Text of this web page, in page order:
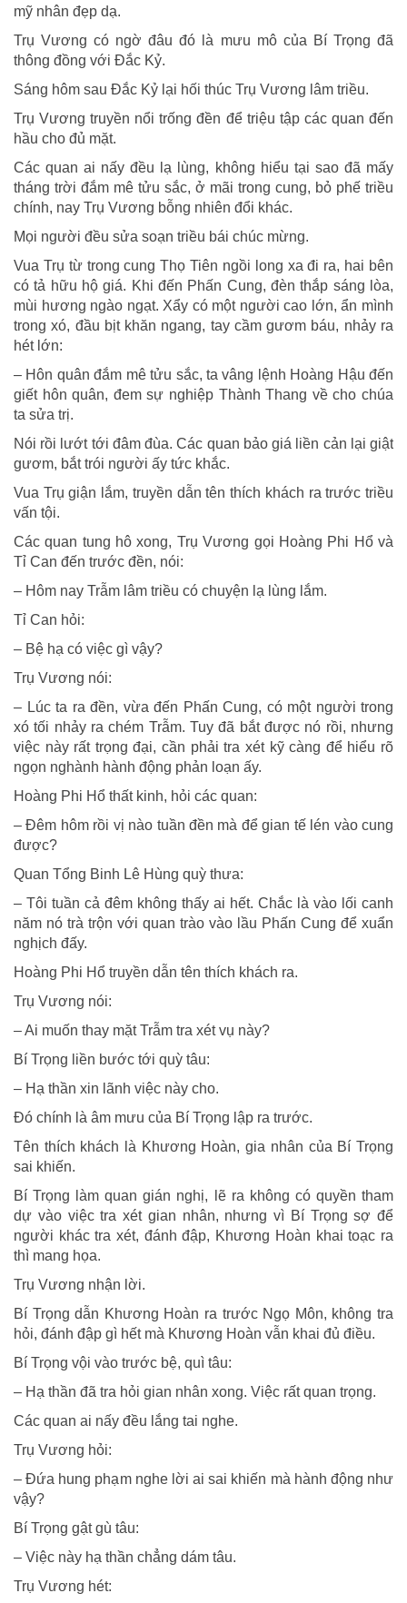
mỹ nhân đẹp dạ.
Trụ Vương có ngờ đâu đó là mưu mô của Bí Trọng đã
thông đồng với Ðắc Kỷ.
Sáng hôm sau Ðắc Kỷ lại hối thúc Trụ Vương lâm triều.
Trụ Vương truyền nổi trống đền để triệu tập các quan đến
hầu cho đủ mặt.
Các quan ai nấy đều lạ lùng, không hiểu tại sao đã mấy
tháng trời đắm mê tửu sắc, ở mãi trong cung, bỏ phế triều
chính, nay Trụ Vương bỗng nhiên đổi khác.
Mọi người đều sửa soạn triều bái chúc mừng.
Vua Trụ từ trong cung Thọ Tiên ngồi long xa đi ra, hai bên
có tả hữu hộ giá. Khi đến Phấn Cung, đèn thắp sáng lòa,
mùi hương ngào ngạt. Xẩy có một người cao lớn, ẩn mình
trong xó, đầu bịt khăn ngang, tay cầm gươm báu, nhảy ra
hét lớn:
– Hôn quân đắm mê tửu sắc, ta vâng lệnh Hoàng Hậu đến
giết hôn quân, đem sự nghiệp Thành Thang về cho chúa
ta sửa trị.
Nói rồi lướt tới đâm đùa. Các quan bảo giá liền cản lại giật
gươm, bắt trói người ấy tức khắc.
Vua Trụ giận lắm, truyền dẫn tên thích khách ra trước triều
vấn tội.
Các quan tung hô xong, Trụ Vương gọi Hoàng Phi Hổ và
Tỉ Can đến trước đền, nói:
– Hôm nay Trẫm lâm triều có chuyện lạ lùng lắm.
Tỉ Can hỏi:
– Bệ hạ có việc gì vậy?
Trụ Vương nói:
– Lúc ta ra đền, vừa đến Phấn Cung, có một người trong
xó tối nhảy ra chém Trẫm. Tuy đã bắt được nó rồi, nhưng
việc này rất trọng đại, cần phải tra xét kỹ càng để hiểu rõ
ngọn nghành hành động phản loạn ấy.
Hoàng Phi Hổ thất kinh, hỏi các quan:
– Ðêm hôm rồi vị nào tuần đền mà để gian tế lén vào cung
được?
Quan Tổng Binh Lê Hùng quỳ thưa:
– Tôi tuần cả đêm không thấy ai hết. Chắc là vào lối canh
năm nó trà trộn với quan trào vào lầu Phấn Cung để xuẩn
nghịch đấy.
Hoàng Phi Hổ truyền dẫn tên thích khách ra.
Trụ Vương nói:
– Ai muốn thay mặt Trẫm tra xét vụ này?
Bí Trọng liền bước tới quỳ tâu:
– Hạ thần xin lãnh việc này cho.
Ðó chính là âm mưu của Bí Trọng lập ra trước.
Tên thích khách là Khương Hoàn, gia nhân của Bí Trọng
sai khiến.
Bí Trọng làm quan gián nghị, lẽ ra không có quyền tham
dự vào việc tra xét gian nhân, nhưng vì Bí Trọng sợ để
người khác tra xét, đánh đập, Khương Hoàn khai toạc ra
thì mang họa.
Trụ Vương nhận lời.
Bí Trọng dẫn Khương Hoàn ra trước Ngọ Môn, không tra
hỏi, đánh đập gì hết mà Khương Hoàn vẫn khai đủ điều.
Bí Trọng vội vào trước bệ, quì tâu:
– Hạ thần đã tra hỏi gian nhân xong. Việc rất quan trọng.
Các quan ai nấy đều lắng tai nghe.
Trụ Vương hỏi:
– Ðứa hung phạm nghe lời ai sai khiến mà hành động như
vậy?
Bí Trọng gật gù tâu:
– Việc này hạ thần chẳng dám tâu.
Trụ Vương hét: